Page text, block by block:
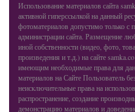
Использование материалов сайта
активной гиперссылкой на данный
фотоматериалов допустимо только с
администрации сайта. Размещение
иной собственности (видео, фото,
произведения и т.д.) на сайте
имеющим необходимые права для
материалов на Сайте Пользователь
неисключительные права на
распространение, создание
демонстрацию материалов и